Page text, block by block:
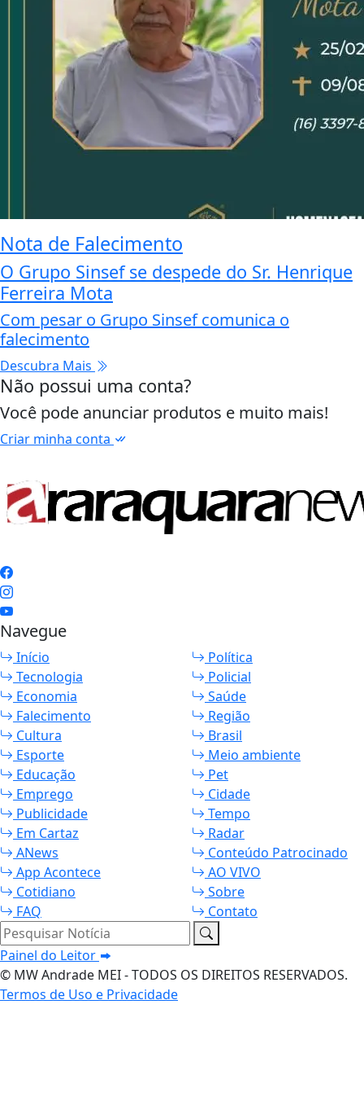
Nota de Falecimento
O Grupo Sinsef se despede do Sr. Henrique
Ferreira Mota
Com pesar o Grupo Sinsef comunica o
falecimento
Descubra Mais
Não possui uma conta?
Você pode anunciar produtos e muito mais!
Criar minha conta
Navegue
Início
Política
Tecnologia
Policial
Economia
Saúde
Falecimento
Região
Cultura
Brasil
Esporte
Meio ambiente
Educação
Pet
Emprego
Cidade
Publicidade
Tempo
Em Cartaz
Radar
ANews
Conteúdo Patrocinado
App Acontece
AO VIVO
Cotidiano
Sobre
FAQ
Contato
Pesquisar Notícia
Painel do Leitor
© MW Andrade MEI - TODOS OS DIREITOS RESERVADOS.
Termos de Uso e Privacidade